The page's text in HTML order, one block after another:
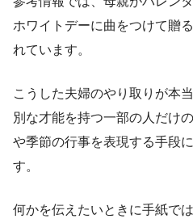
ホワイトデーに曲をつけて贈
れています。
こうした夫婦のやり取りが本
別な才能を持つ一部の人だけ
や季節の行事を表現する手段
す。
何かを伝えたいときに手紙で